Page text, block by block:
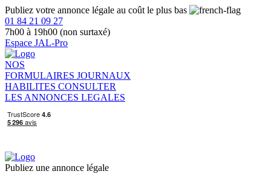
Publiez votre annonce légale au coût le plus bas
01 84 21 09 27
7h00 à 19h00 (non surtaxé)
Espace JAL-Pro
NOS
FORMULAIRES JOURNAUX
HABILITES CONSULTER
LES ANNONCES LEGALES
Publiez une annonce légale